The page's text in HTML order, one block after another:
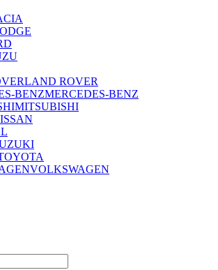
LAND ROVER
MERCEDES-BENZ
MITSUBISHI
VOLKSWAGEN